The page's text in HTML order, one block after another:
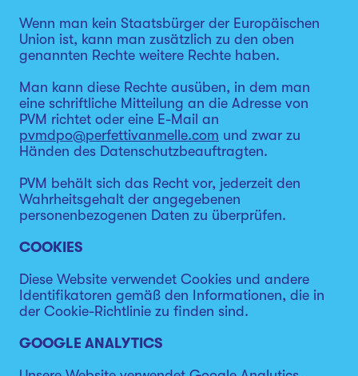
Wenn man kein Staatsbürger der Europäischen
Union ist, kann man zusätzlich zu den oben
genannten Rechte weitere Rechte haben.
Man kann diese Rechte ausüben, in dem man
eine schriftliche Mitteilung an die Adresse von
PVM richtet oder eine E-Mail an
pvmdpo@perfettivanmelle.com und zwar zu
Händen des Datenschutzbeauftragten.
PVM behält sich das Recht vor, jederzeit den
Wahrheitsgehalt der angegebenen
personenbezogenen Daten zu überprüfen.
COOKIES
Diese Website verwendet Cookies und andere
Identifikatoren gemäß den Informationen, die in
der Cookie-Richtlinie zu finden sind.
GOOGLE ANALYTICS